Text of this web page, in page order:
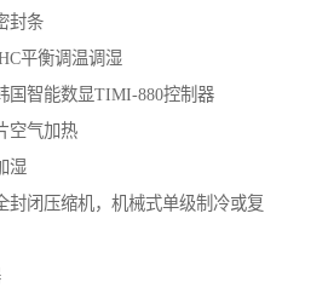
封条
平衡调温调湿
国智能数显TIMI-880控制器
空气加热
湿
封闭压缩机，机械式单级制冷或复